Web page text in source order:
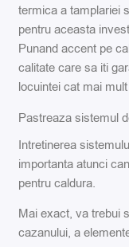
termica a tamplariei
pentru aceasta
Punand accent pe
calitate care sa iti
locuintei cat mai
Pastreaza sistemul
Intretinerea
importanta atunci
pentru caldura.
Mai exact, va trebui
cazanului, a